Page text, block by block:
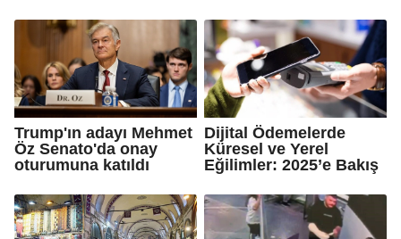
Trump'ın adayı Mehmet
Öz Senato'da onay
oturumuna katıldı
Dijital Ödemelerde
Küresel ve Yerel
Eğilimler: 2025’e Bakış